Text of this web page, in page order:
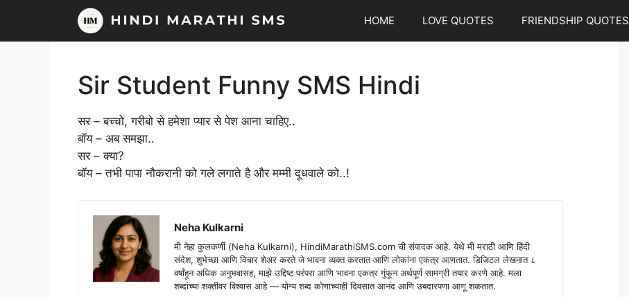
content
HOME LOVE QUOTES FRIENDSHIP QUOTES
Sir Student Funny SMS Hindi
सर – बच्चो, गरीबो से हमेशा प्यार से पेश आना चाहिए..
बॉय – अब समझा..
सर – क्या?
बॉय – तभी पापा नौकरानी को गले लगाते है और मम्मी दूधवाले को..!
Neha Kulkarni
मी नेहा कुलकर्णी (Neha Kulkarni), HindiMarathiSMS.com ची संपादक आहे. येथे मी मराठी आणि हिंदी
संदेश, शुभेच्छा आणि विचार शेअर करते जे भावना व्यक्त करतात आणि लोकांना एकत्र आणतात. डिजिटल लेखनात ८
वर्षांहून अधिक अनुभवासह, माझे उद्दिष्ट परंपरा आणि भावना एकत्र गुंफून अर्थपूर्ण सामग्री तयार करणे आहे. मला
शब्दांच्या शक्तीवर विश्वास आहे — योग्य शब्द कोणाच्याही दिवसात आनंद आणि उबदारपणा आणू शकतात.